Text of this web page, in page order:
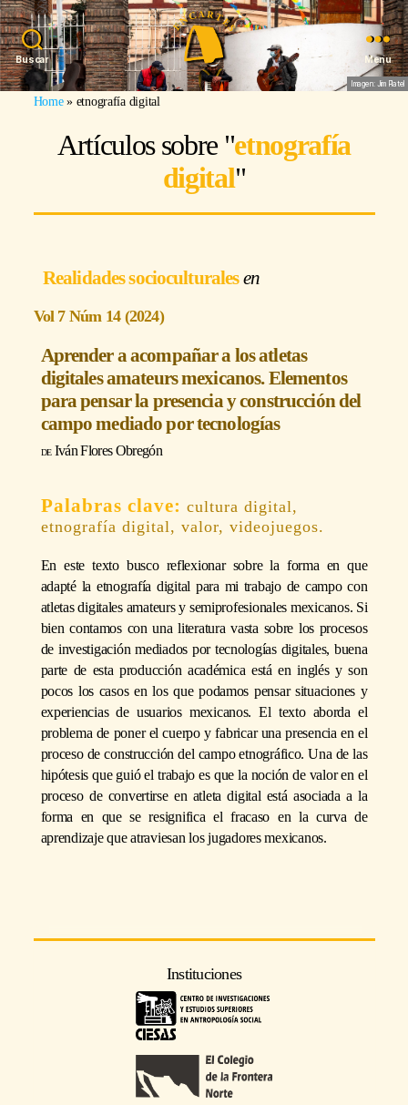
Buscar Menu
Imagen: Jim Platel
Home» etnografía digital
Artículos sobre "etnografía
digital"
Realidades socioculturales
Vol 7 Núm 14 (2024)
Aprender a acompañar a los atletas
digitales amateurs mexicanos. Elementos
para pensar la presencia y construcción del
campo mediado por tecnologías
Iván Flores Obregón
cultura digital,
etnografía digital, valor, videojuegos.
En este texto busco reflexionar sobre la forma en que
adapté la etnografía digital para mi trabajo de campo con
atletas digitales amateurs y semiprofesionales mexicanos. Si
bien contamos con una literatura vasta sobre los procesos
de investigación mediados por tecnologías digitales, buena
parte de esta producción académica está en inglés y son
pocos los casos en los que podamos pensar situaciones y
experiencias de usuarios mexicanos. El texto aborda el
problema de poner el cuerpo y fabricar una presencia en el
proceso de construcción del campo etnográfico. Una de las
hipótesis que guió el trabajo es que la noción de valor en el
proceso de convertirse en atleta digital está asociada a la
forma en que se resignifica el fracaso en la curva de
aprendizaje que atraviesan los jugadores mexicanos.
Instituciones